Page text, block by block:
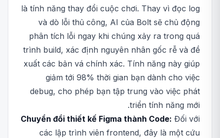
là tính năng thay đổi cuộc chơi. Thay vì đọc log
và dò lỗi thủ công, AI của Bolt sẽ chủ động
phân tích lỗi ngay khi chúng xảy ra trong quá
trình build, xác định nguyên nhân gốc rễ và đề
xuất các bản vá chính xác. Tính năng này giúp
giảm tới 98% thời gian bạn dành cho việc
debug, cho phép bạn tập trung vào việc phát
triển tính năng mới.
Chuyển đổi thiết kế Figma thành Code: Đối với
các lập trình viên frontend, đây là một cứu